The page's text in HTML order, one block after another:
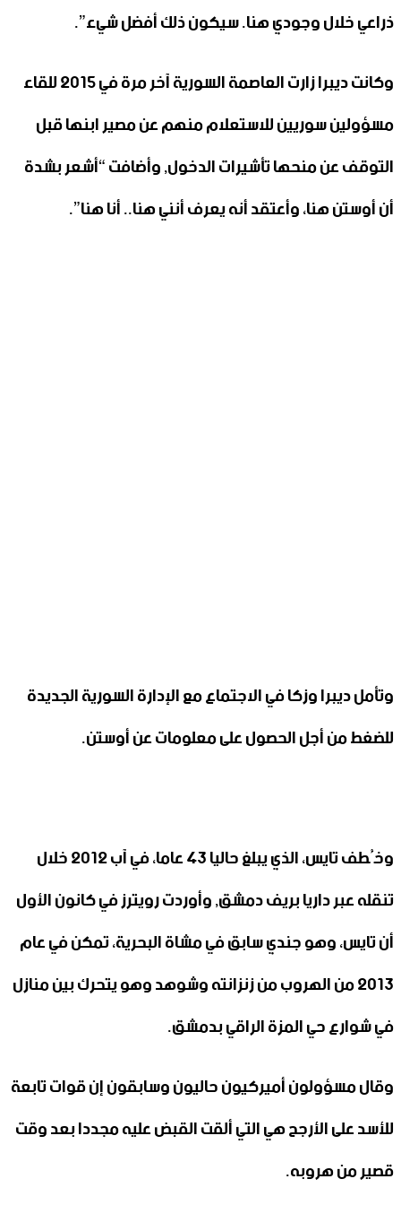
ذراعي خلال وجودي هنا. سيكون ذلك أفضل شيء”.
وكانت ديبرا زارت العاصمة السورية آخر مرة في 2015 للقاء
مسؤولين سوريين للاستعلام منهم عن مصير ابنها قبل
التوقف عن منحها تأشيرات الدخول, وأضافت “أشعر بشدة
أن أوستن هنا، وأعتقد أنه يعرف أنني هنا.. أنا هنا”.
وتأمل ديبرا وزكا في الاجتماع مع الإدارة السورية الجديدة
للضغط من أجل الحصول على معلومات عن أوستن.
وخُطف تايس، الذي يبلغ حاليا 43 عاما، في آب 2012 خلال
تنقله عبر داريا بريف دمشق, وأوردت رويترز في كانون الأول
أن تايس، وهو جندي سابق في مشاة البحرية، تمكن في عام
2013 من الهروب من زنزانته وشوهد وهو يتحرك بين منازل
في شوارع حي المزة الراقي بدمشق.
وقال مسؤولون أميركيون حاليون وسابقون إن قوات تابعة
للأسد على الأرجح هي التي ألقت القبض عليه مجددا بعد وقت
قصير من هروبه.